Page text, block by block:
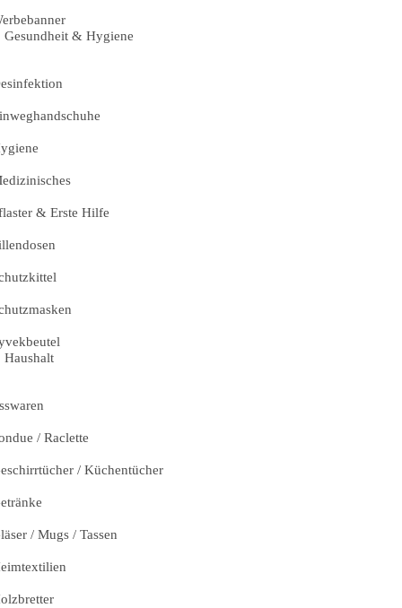
Gesundheit & Hygiene
& Erste Hilfe
Haushalt
/ Raclette
/ Küchentücher
/ Mugs / Tassen